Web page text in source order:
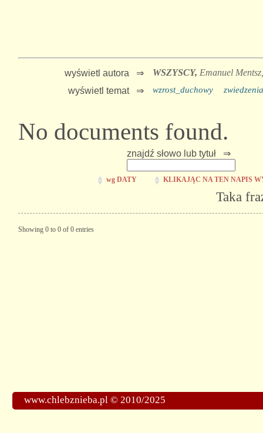
wyświetl autora ⇒ WSZYSCY, Emanuel
wyświetl temat ⇒
wzrost_duchowy
No documents found.
znajdź słowo lub tytuł ⇒
wg DATY KLIKAJĄC NA TEN NAPIS
Taka
Showing 0 to 0 of 0 entries
www.chlebznieba.pl © 2010/2025